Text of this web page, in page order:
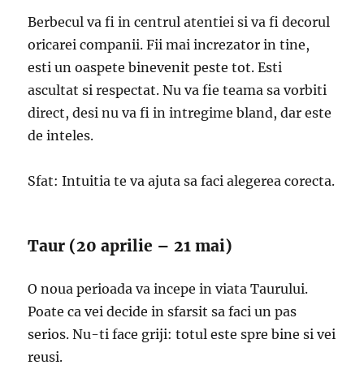
Berbecul va fi in centrul atentiei si va fi decorul
oricarei companii. Fii mai increzator in tine,
esti un oaspete binevenit peste tot. Esti
ascultat si respectat. Nu va fie teama sa vorbiti
direct, desi nu va fi in intregime bland, dar este
de inteles.
Sfat: Intuitia te va ajuta sa faci alegerea corecta.
Taur (20 aprilie – 21 mai)
O noua perioada va incepe in viata Taurului.
Poate ca vei decide in sfarsit sa faci un pas
serios. Nu-ti face griji: totul este spre bine si vei
reusi.